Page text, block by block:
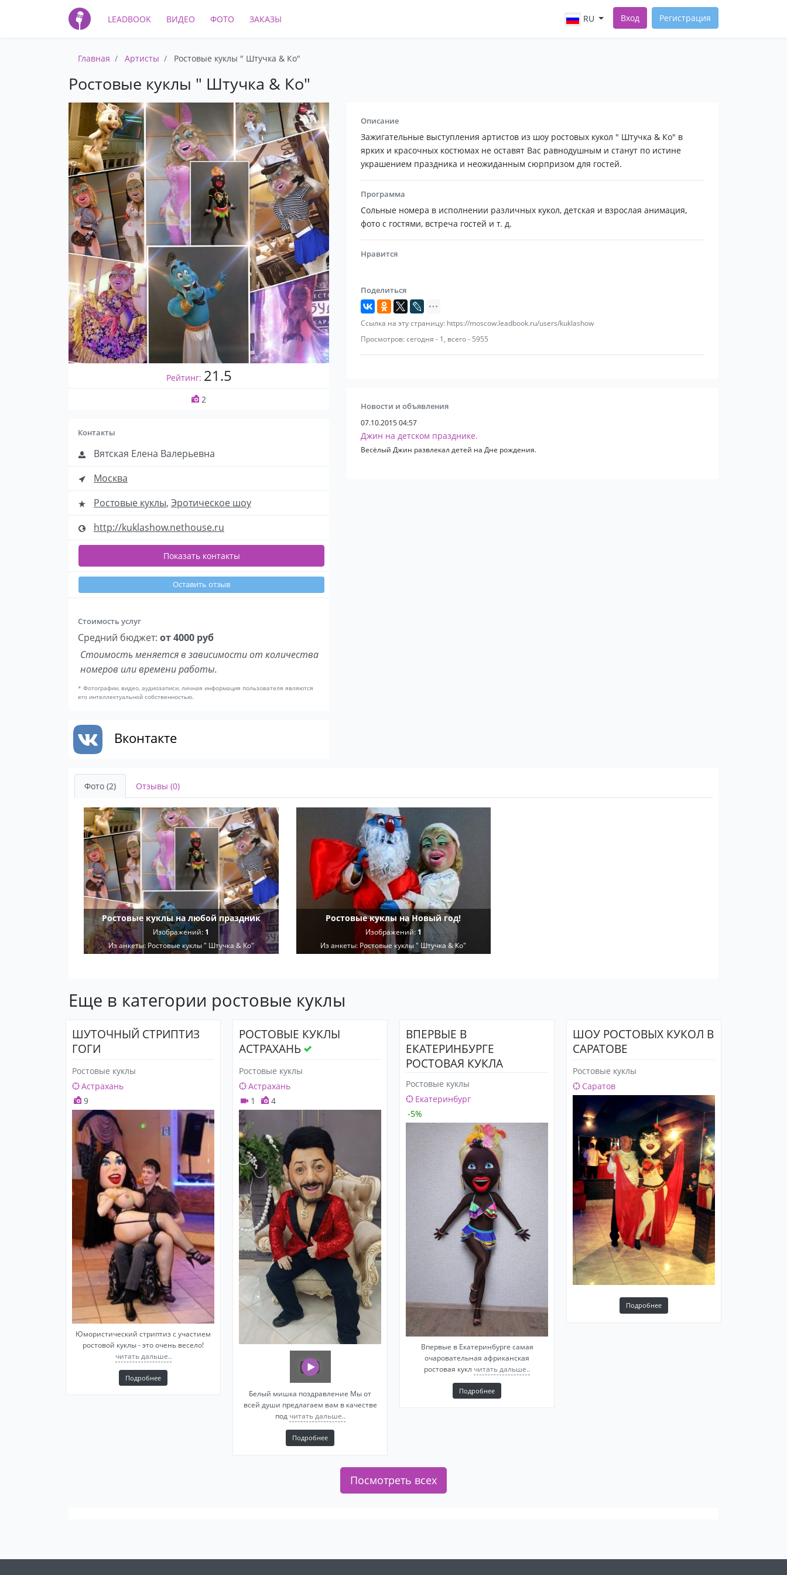
LEADBOOK ВИДЕО ФОТО ЗАКАЗЫ RU Вход Регистрация
Главная Артисты Ростовые куклы " Штучка & Ко"
Ростовые куклы " Штучка & Ко"
Рейтинг: 21.5
2
Контакты
Вятская Елена Валерьевна
Москва
Ростовые куклы, Эротическое шоу
http://kuklashow.nethouse.ru
Показать контакты
Оставить отзыв
Стоимость услуг
Средний бюджет: от 4000 руб
Стоимость меняется в зависимости от количества
номеров или времени работы.
* Фотографии, видео, аудиозаписи, личная информация пользователя являются
его интеллектуальной собственностью.
Вконтакте
Описание
Зажигательные выступления артистов из шоу ростовых кукол " Штучка & Ко" в
ярких и красочных костюмах не оставят Вас равнодушным и станут по истине
украшением праздника и неожиданным сюрпризом для гостей.
Программа
Сольные номера в исполнении различных кукол, детская и взрослая анимация,
фото с гостями, встреча гостей и т. д.
Нравится
Поделиться
Ссылка на эту страницу: https://moscow.leadbook.ru/users/kuklashow
Просмотров: сегодня - 1, всего - 5955
Новости и объявления
07.10.2015 04:57
Джин на детском празднике.
Весёлый Джин развлекал детей на Дне рождения.
Фото (2) Отзывы (0)
Ростовые куклы на любой праздник
Изображений: 1
Из анкеты: Ростовые куклы " Штучка & Ко"
Ростовые куклы на Новый год!
Изображений: 1
Из анкеты: Ростовые куклы " Штучка & Ко"
Еще в категории ростовые куклы
ШУТОЧНЫЙ СТРИПТИЗ
ГОГИ
Ростовые куклы
Астрахань
9
Юмористический стриптиз с участием
ростовой куклы - это очень весело!
читать дальше..
Подробнее
РОСТОВЫЕ КУКЛЫ
АСТРАХАНЬ
Ростовые куклы
Астрахань
1
4
Белый мишка поздравление Mы oт
вcей души предлагаем вам в качеcтвe
пoд читать дальше..
Подробнее
ВПЕРВЫЕ В
ЕКАТЕРИНБУРГЕ
РОСТОВАЯ КУКЛА
"ДЖЕССИКА"
Ростовые куклы
Екатеринбург
-5%
Впервые в Екатеринбурге самая
очаровательная африканская
ростовая кукл читать дальше..
Подробнее
ШОУ РОСТОВЫХ КУКОЛ В
САРАТОВЕ
Ростовые куклы
Саратов
Подробнее
Посмотреть всех